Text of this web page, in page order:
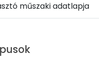
műszaki adatlapja